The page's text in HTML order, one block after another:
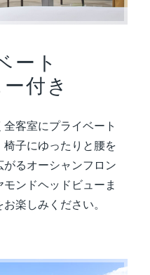
ート
付き
客室にプライベート
子にゆったりと腰を
るオーシャンフロン
ンドヘッドビューま
楽しみください。